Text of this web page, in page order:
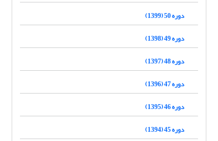
دوره 50 (1399)
دوره 49 (1398)
دوره 48 (1397)
دوره 47 (1396)
دوره 46 (1395)
دوره 45 (1394)